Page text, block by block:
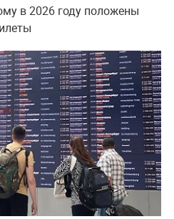
в 2026 году положены